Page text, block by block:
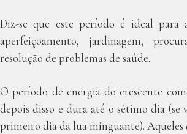
Diz-se que este período é ideal
aperfeiçoamento, jardinagem,
resolução de problemas de saúde.
O período de energia do crescente
depois disso e dura até o sétimo dia (se
primeiro dia da lua minguante).